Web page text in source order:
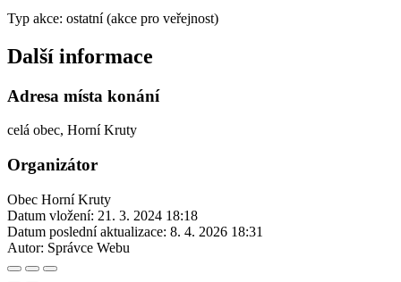
Typ akce: ostatní (akce pro veřejnost)
Další informace
Adresa místa konání
celá obec, Horní Kruty
Organizátor
Obec Horní Kruty
Datum vložení: 21. 3. 2024 18:18
Datum poslední aktualizace: 8. 4. 2026 18:31
Autor: Správce Webu